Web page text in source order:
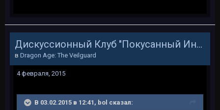
Дискуссионный Клуб "Покусанный Инквизитор"
в Dragon Age: The Veilguard
4 февраля, 2015
В 03.02.2015 в 12:41, bol сказал: